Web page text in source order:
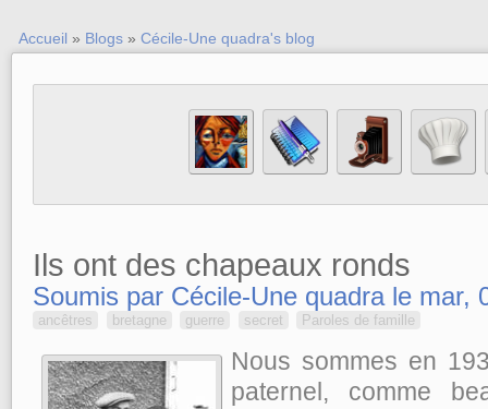
Accueil » Blogs » Cécile-Une quadra's blog
Ils ont des chapeaux ronds
Soumis par Cécile-Une quadra le mar,
ancêtres bretagne guerre secret Paroles de famille
Nous sommes en
paternel, comme